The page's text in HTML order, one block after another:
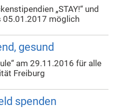
„STAY!“ und
05.01.2017 möglich
gesund
am 29.11.2016 für alle
Freiburg
spenden